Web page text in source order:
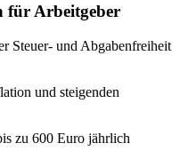
für Arbeitgeber
Steuer- und Abgabenfreiheit
und steigenden
zu 600 Euro jährlich